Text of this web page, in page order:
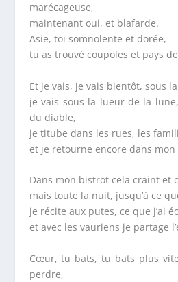
marécageuse,
maintenant oui, et blafarde.
Asie, toi somnolente et dorée,
tu as trouvé coupoles et pays
Et je vais, je vais bientôt, sous
je vais sous la lueur de la
du diable,
je titube dans les rues, les
et je retourne encore dans
Dans mon bistrot cela craint et
mais toute la nuit, jusqu’à ce
je récite aux putes, ce que j’ai
et avec les vauriens je partage
Cœur, tu bats, tu bats plus
perdre,